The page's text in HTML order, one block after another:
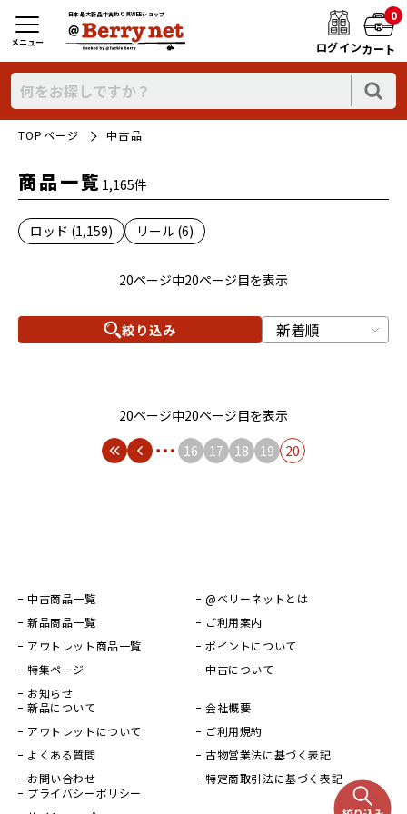
日本最大新品中古釣り具WEBショップ
ログイン
0
カート
メニュー
TOPページ 中古品
商品一覧 1,165件
ロッド (1,159) リール (6)
20ページ中20ページ目を表示
絞り込み
20ページ中20ページ目を表示
16
17 18 19 20
中古商品一覧
新品商品一覧
アウトレット商品一覧
特集ページ
お知らせ
@ベリーネットとは
ご利用案内
ポイントについて
中古について
新品について
アウトレットについて
よくある質問
お問い合わせ
会社概要
ご利用規約
古物営業法に基づく表記
特定商取引法に基づく表記
プライバシーポリシー